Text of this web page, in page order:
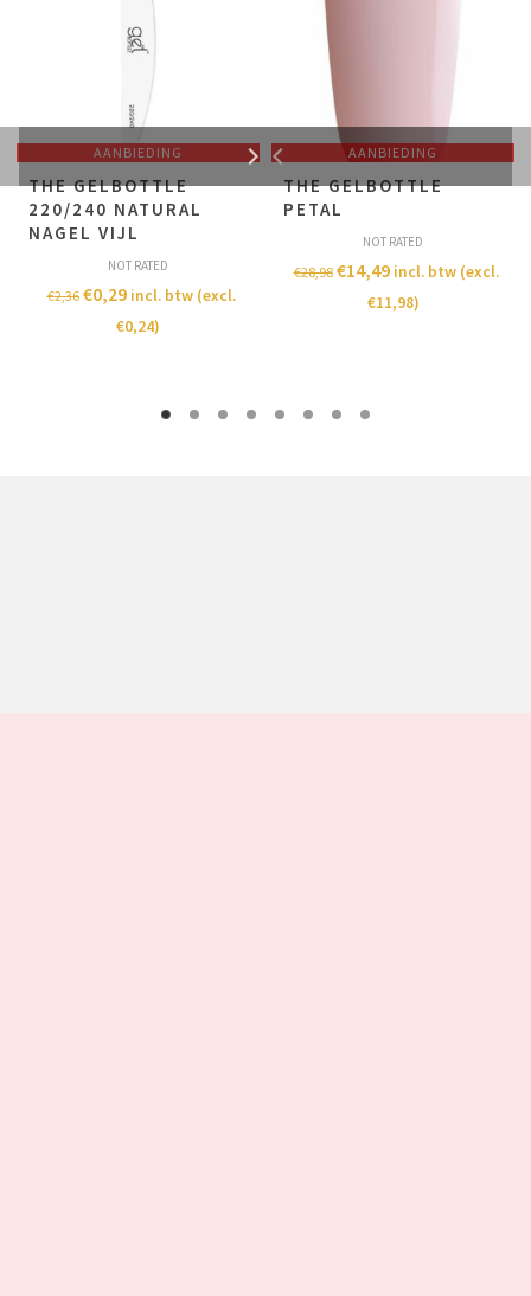
AANBIEDING
THE GELBOTTLE
220/240 NATURAL
NAGEL VIJL
NOT RATED
€2,36 €0,29 incl. btw (excl.
€0,24)
AANBIEDING
THE GELBOTTLE
PETAL
NOT RATED
€28,98 €14,49 incl. btw (excl.
€11,98)